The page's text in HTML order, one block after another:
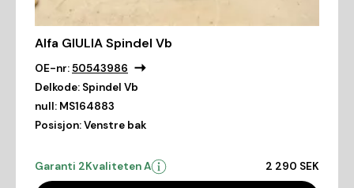
Alfa GIULIA Spindel Vb
OE-nr:50543986
Delkode: Spindel Vb
null: MS164883
Posisjon:Venstre bak
Garanti 2Kvaliteten A 2 290 SEK